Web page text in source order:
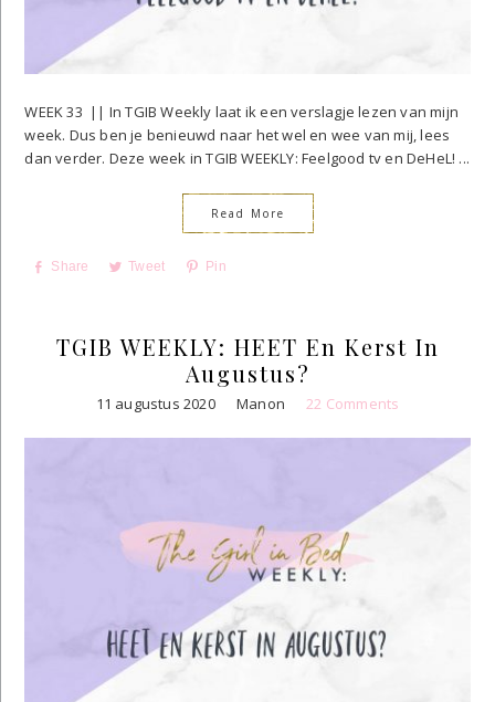
WEEK 33 || In TGIB Weekly laat ik een verslagje lezen van mijn
week. Dus ben je benieuwd naar het wel en wee van mij, lees
dan verder. Deze week in TGIB WEEKLY: Feelgood tv en DeHeL! ...
Read More
Share Tweet Pin
TGIB WEEKLY: HEET En Kerst In
Augustus?
11 augustus 2020 Manon 22 Comments